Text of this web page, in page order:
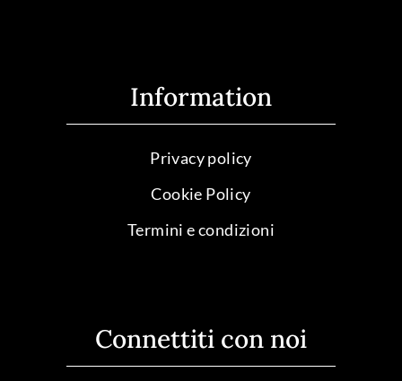
Information
Privacy policy
Cookie Policy
Termini e condizioni
Connettiti con noi